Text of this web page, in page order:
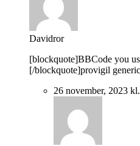
Davidror
[blockquote]BBCode you
[/blockquote]provigil
26 november, 2023